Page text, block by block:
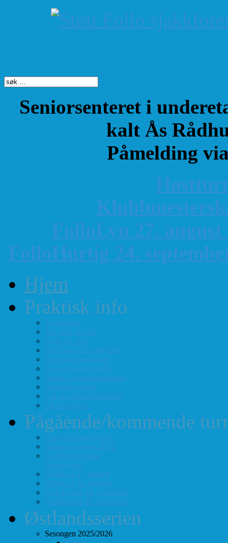
Seniorsenteret i
kalt Ås
Påmelding
K
FolloLyn 27. august
FolloHurtig 24.
Hjem
Praktisk info
Terminliste
Tid, sted og pris
Styre og verv
Telefon- og E-post-liste
Forenings-vedtekter
Turneringsreglement
Barne- og ungdomssjakk
Årsmøte-papirer
Litt om sjakkforeningen
FIDEs regler
Pågående/kommende
Vårt turneringstilbud
Høstturneringen 2026
Klubbmesterskap
Hurtigsjakk
FolloLyn 27. august
FolloLyn 22. oktober
FolloHurtig 24. september
FolloHurtig 10. desember
Østlandsserien
Sesongen 2025/2026